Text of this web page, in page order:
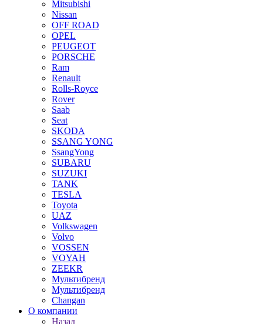
Mitsubishi
Nissan
OFF ROAD
OPEL
PEUGEOT
PORSCHE
Ram
Renault
Rolls-Royce
Rover
Saab
Seat
SKODA
SSANG YONG
SsangYong
SUBARU
SUZUKI
TANK
TESLA
Toyota
UAZ
Volkswagen
Volvo
VOSSEN
VOYAH
ZEEKR
Мультибренд
Мультибренд
Сhangan
О компании
Назад